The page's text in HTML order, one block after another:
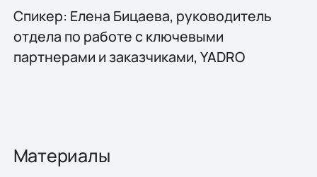
Спикер: Елена Бицаева, руководитель
отдела по работе с ключевыми
партнерами и заказчиками, YADRO
Материалы